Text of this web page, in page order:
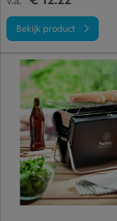
Bekijk product